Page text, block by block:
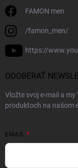
FAMON men
/famon_men/
https://
ODOBERAŤ
Vložte svoj e-mail a
produktoch na našom
EMAIL